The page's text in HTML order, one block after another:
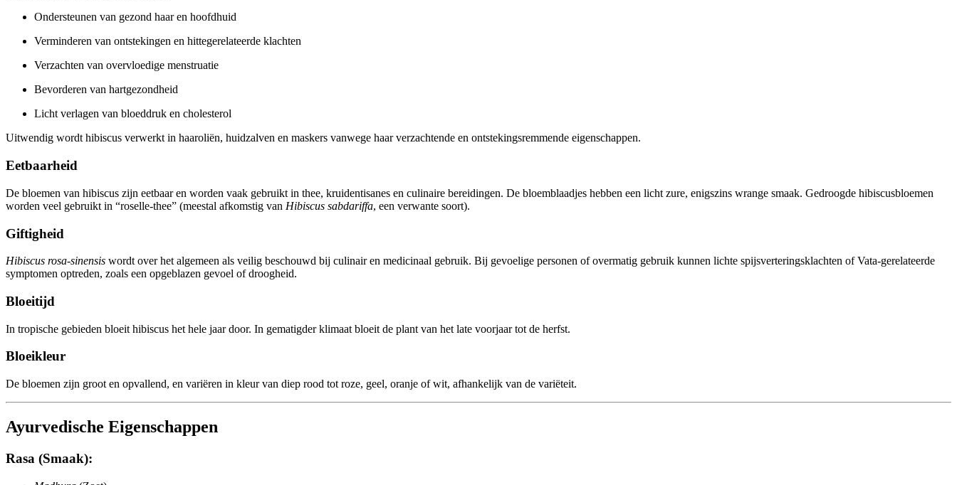
Ondersteunen van gezond haar en hoofdhuid
Verminderen van ontstekingen en hittegerelateerde klachten
Verzachten van overvloedige menstruatie
Bevorderen van hartgezondheid
Licht verlagen van bloeddruk en cholesterol
Uitwendig wordt hibiscus verwerkt in haaroliën, huidzalven en maskers vanwege haar verzachtende en ontstekingsremmende eigenschappen.
Eetbaarheid
De bloemen van hibiscus zijn eetbaar en worden vaak gebruikt in thee, kruidentisanes en culinaire bereidingen. De bloemblaadjes hebben een licht zure, enigszins wrange smaak. Gedroogde hibiscusbloemen
worden veel gebruikt in “roselle-thee” (meestal afkomstig van Hibiscus sabdariffa, een verwante soort).
Giftigheid
Hibiscus rosa-sinensis wordt over het algemeen als veilig beschouwd bij culinair en medicinaal gebruik. Bij gevoelige personen of overmatig gebruik kunnen lichte spijsverteringsklachten of Vata-gerelateerde
symptomen optreden, zoals een opgeblazen gevoel of droogheid.
Bloeitijd
In tropische gebieden bloeit hibiscus het hele jaar door. In gematigder klimaat bloeit de plant van het late voorjaar tot de herfst.
Bloeikleur
De bloemen zijn groot en opvallend, en variëren in kleur van diep rood tot roze, geel, oranje of wit, afhankelijk van de variëteit.
Ayurvedische Eigenschappen
Rasa (Smaak):